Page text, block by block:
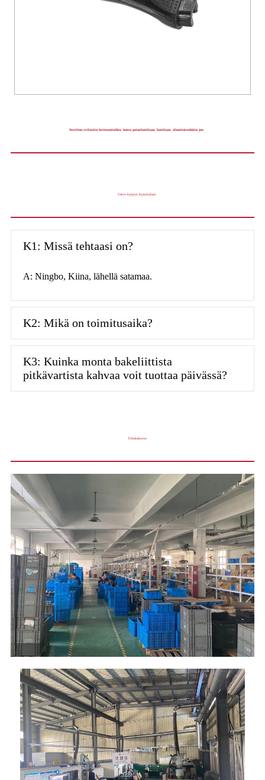
Soveltuu erilaisiin keittoastioihin: kuten painekattilaan, kattilaan, alumiiniwokkiin jne.
Usein kysytyt kysymykset
K1: Missä tehtaasi on?
A: Ningbo, Kiina, lähellä satamaa.
K2: Mikä on toimitusaika?
K3: Kuinka monta bakeliittista
pitkävartista kahvaa voit tuottaa päivässä?
Tehdaskuvat